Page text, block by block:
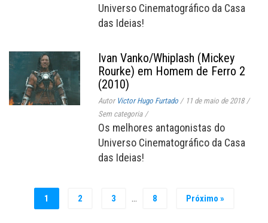
Universo Cinematográfico da Casa
das Ideias!
Ivan Vanko/Whiplash (Mickey
Rourke) em Homem de Ferro 2
(2010)
Autor Victor Hugo Furtado / 11 de maio de 2018 /
Sem categoria /
Os melhores antagonistas do
Universo Cinematográfico da Casa
das Ideias!
1 2 3 … 8 Próximo »